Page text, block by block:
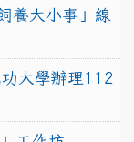
養大小事」線
大學辦理112